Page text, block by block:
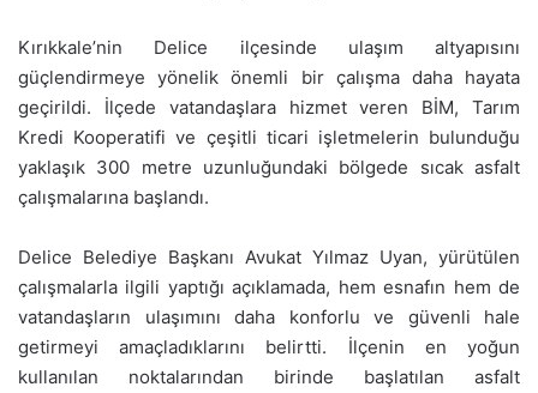
Kırıkkale’nin Delice ilçesinde ulaşım altyapısını
güçlendirmeye yönelik önemli bir çalışma daha hayata
geçirildi. İlçede vatandaşlara hizmet veren BİM, Tarım
Kredi Kooperatifi ve çeşitli ticari işletmelerin bulunduğu
yaklaşık 300 metre uzunluğundaki bölgede sıcak asfalt
çalışmalarına başlandı.
Delice Belediye Başkanı Avukat Yılmaz Uyan, yürütülen
çalışmalarla ilgili yaptığı açıklamada, hem esnafın hem de
vatandaşların ulaşımını daha konforlu ve güvenli hale
getirmeyi amaçladıklarını belirtti. İlçenin en yoğun
kullanılan noktalarından birinde başlatılan asfalt